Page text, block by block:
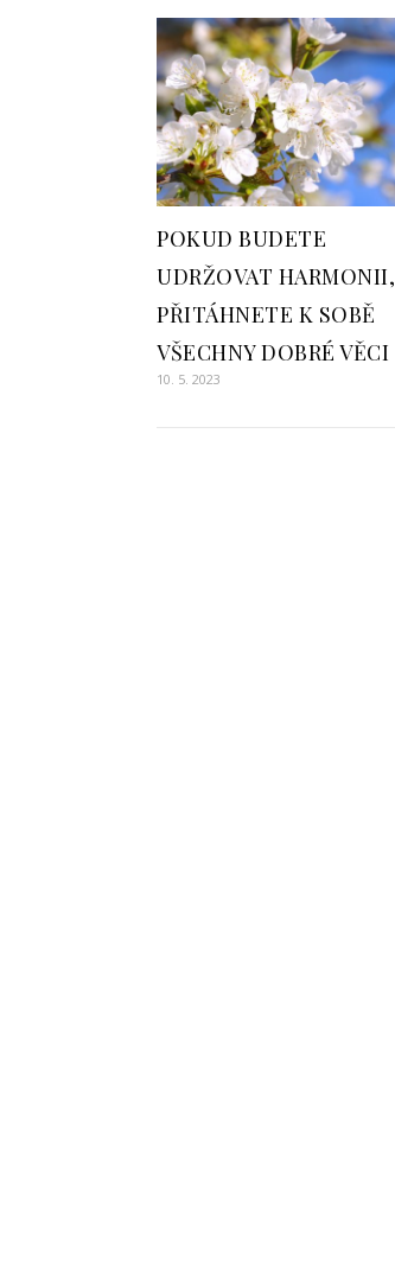
POKUD BUDETE
UDRŽOVAT HARMONII,
PŘITÁHNETE K SOBĚ
VŠECHNY DOBRÉ VĚCI
10. 5. 2023